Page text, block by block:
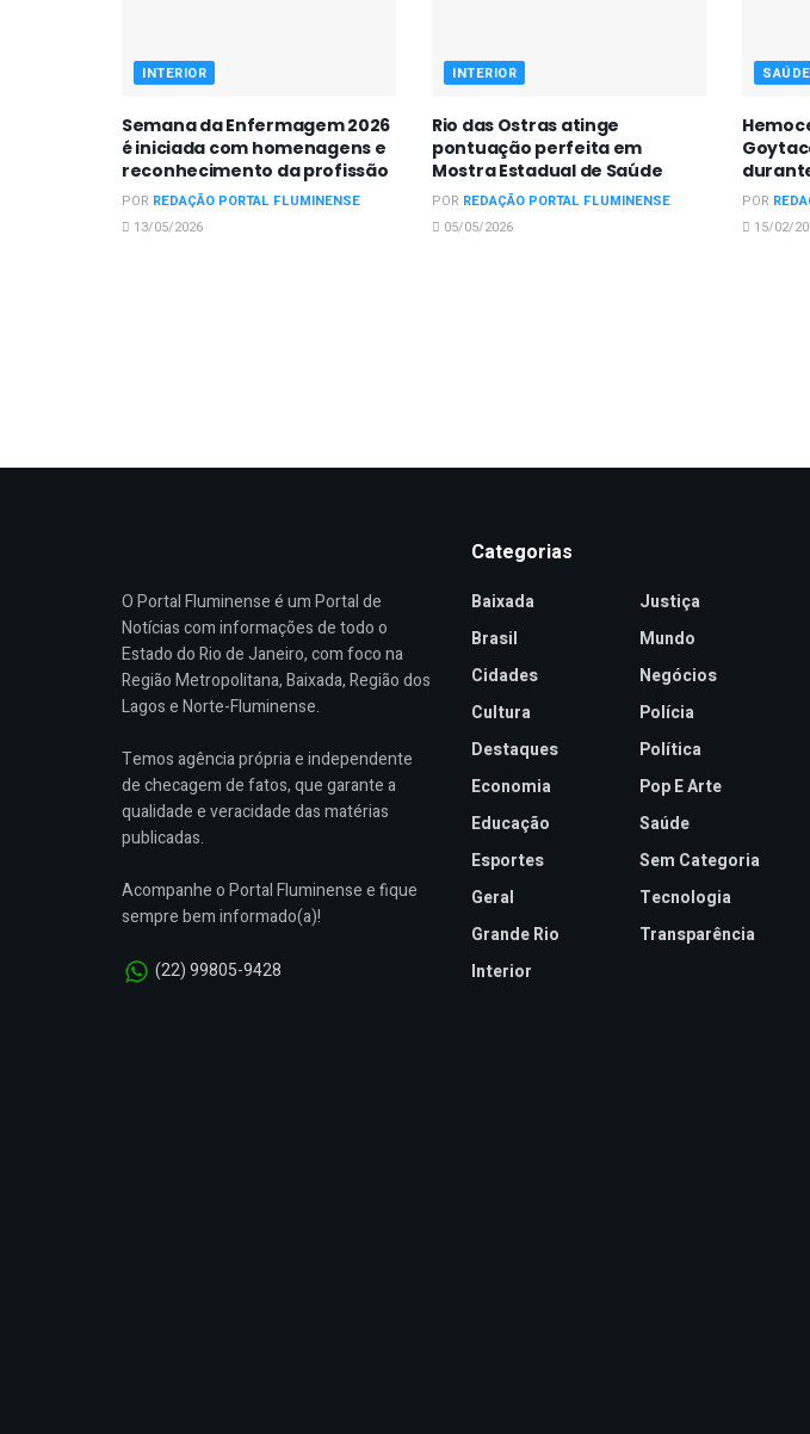
INTERIOR
Semana da Enfermagem 2026
é iniciada com homenagens e
reconhecimento da profissão
POR REDAÇÃO PORTAL FLUMINENSE
13/05/2026
INTERIOR
Rio das Ostras atinge
pontuação perfeita em
Mostra Estadual de Saúde
POR REDAÇÃO PORTAL FLUMINENSE
05/05/2026
SAÚDE
POR
15/02/
O Portal Fluminense é um Portal de
Notícias com informações de todo o
Estado do Rio de Janeiro, com foco na
Região Metropolitana, Baixada, Região dos
Lagos e Norte-Fluminense.
Temos agência própria e independente
de checagem de fatos, que garante a
qualidade e veracidade das matérias
publicadas.
Acompanhe o Portal Fluminense e fique
sempre bem informado(a)!
(22) 99805-9428
Categorias
Baixada
Brasil
Cidades
Cultura
Destaques
Economia
Educação
Esportes
Geral
Grande Rio
Interior
Justiça
Mundo
Negócios
Polícia
Política
Pop E Arte
Saúde
Sem Categoria
Tecnologia
Transparência